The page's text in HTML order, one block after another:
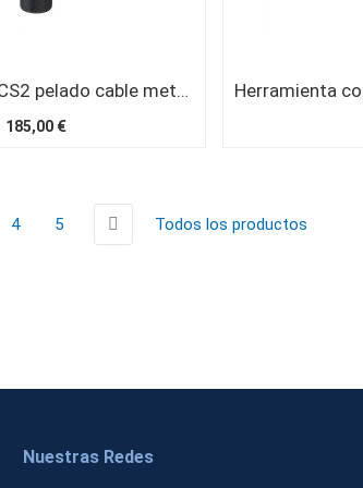
Herramienta ACS2 pelado cable metálico (4 a 10 mm)
185,00 €
leyendo página
Página
4 Página
5 Página
Siguiente
Página
Todos los productos
Nuestras Redes